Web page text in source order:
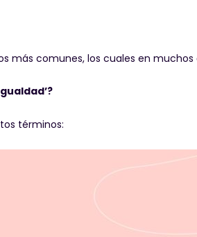
más comunes, los cuales en muchos
términos: